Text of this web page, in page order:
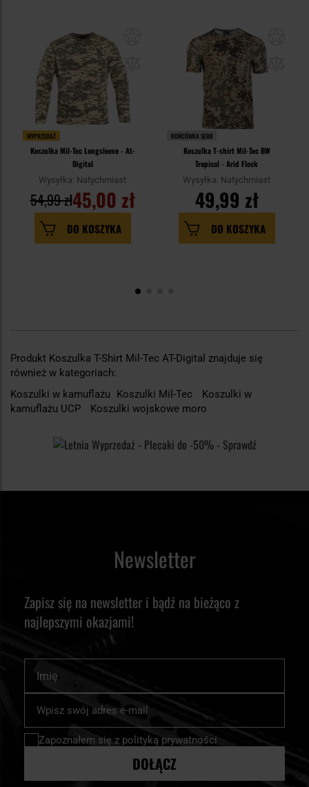
WYPRZEDAŻ
Koszulka Mil-Tec Longsleeve - At-
Digital
Wysyłka: Natychmiast
45,00 zł
54,99 zł
DO KOSZYKA
KOŃCÓWKA SERII
Koszulka T-shirt Mil-Tec BW
Tropical - Arid Fleck
Wysyłka: Natychmiast
49,99 zł
DO KOSZYKA
Produkt Koszulka T-Shirt Mil-Tec AT-Digital znajduje się
również w kategoriach:
Koszulki w kamuflażu
Koszulki Mil-Tec
Koszulki w
kamuflażu UCP
Koszulki wojskowe moro
Newsletter
Zapisz się na newsletter i bądź na bieżąco z
najlepszymi okazjami!
nasz
newsletter:
Zapoznałem się z polityką prywatności
DOŁĄCZ